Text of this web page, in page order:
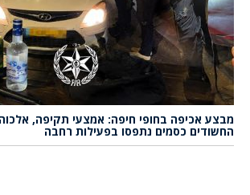
מבצע אכיפה בחופי חיפה: אמצעי תקיפה,
החשודים כסמים נתפסו בפעילות רחבה